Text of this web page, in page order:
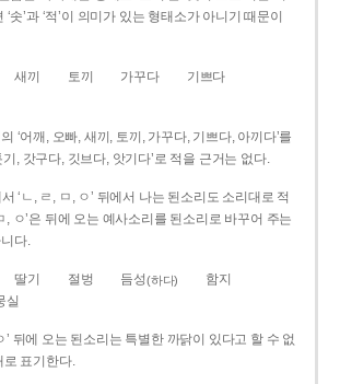
솟’과 ‘적’이 의미가 있는 형태소가 아니기 때문이
새끼 토끼 가꾸다
기쁘다
‘어깨, 오빠, 새끼, 토끼, 가꾸다, 기쁘다, 아끼다’를
기, 갓구다, 깃브다, 앗기다’로 적을 근거는 없다.
‘ㄴ, ㄹ, ㅁ, ㅇ’ 뒤에서 나는 된소리도 소리대로 적
, ㅇ’은 뒤에 오는 예사소리를 된소리로 바꾸어 주는
다.
딸기 절벙 듬성(하다)
함지
실
’ 뒤에 오는 된소리는 특별한 까닭이 있다고 할 수 없
로 표기한다.